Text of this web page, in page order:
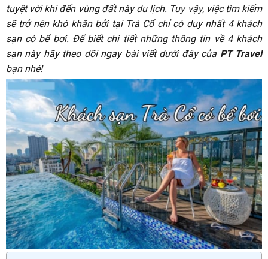
tuyệt vời khi đến vùng đất này du lịch. Tuy vậy, việc tìm kiếm
sẽ trở nên khó khăn bởi tại Trà Cổ chỉ có duy nhất 4 khách
sạn có bể bơi. Để biết chi tiết những thông tin về 4 khách
sạn này hãy theo dõi ngay bài viết dưới đây của PT Travel
bạn nhé!